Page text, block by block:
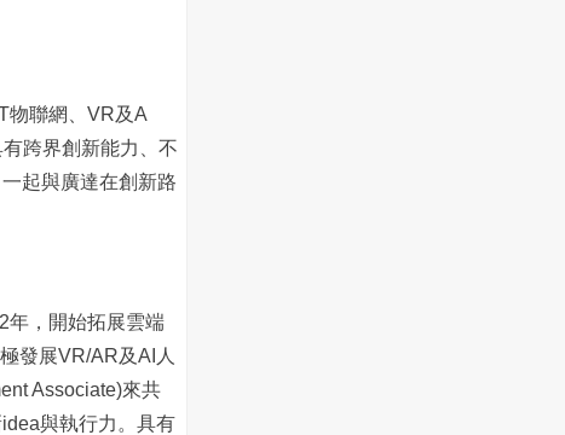
物聯網、VR及A
跨界創新能力、不
起與廣達在創新路
年，開始拓展雲端
發展VR/AR及AI人
Associate)來共
與執行力。具有